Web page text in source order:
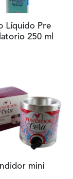
Líquido Pre
250 ml
mini